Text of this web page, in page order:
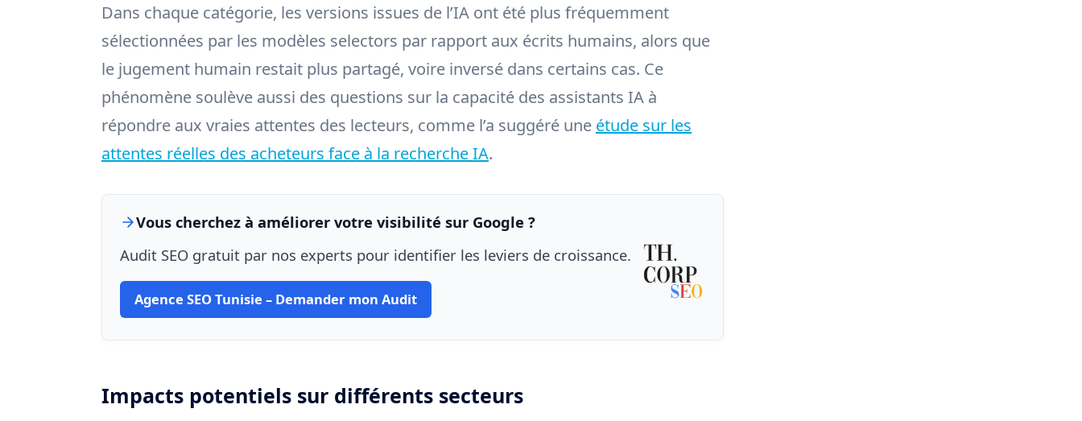
Dans chaque catégorie, les versions issues de l’IA ont été plus fréquemment
sélectionnées par les modèles selectors par rapport aux écrits humains, alors que
le jugement humain restait plus partagé, voire inversé dans certains cas. Ce
phénomène soulève aussi des questions sur la capacité des assistants IA à
répondre aux vraies attentes des lecteurs, comme l’a suggéré une étude sur les
attentes réelles des acheteurs face à la recherche IA.
Vous cherchez à améliorer votre visibilité sur Google ?
Audit SEO gratuit par nos experts pour identifier les leviers de croissance.
Agence SEO Tunisie – Demander mon Audit
Impacts potentiels sur différents secteurs